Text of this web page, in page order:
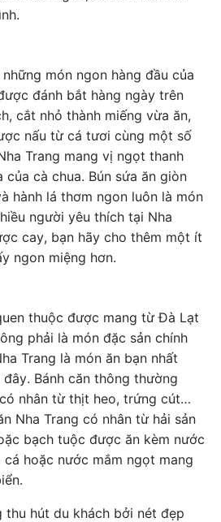
món ngon hàng đầu của
đánh bắt hàng ngày trên
cắt nhỏ thành miếng vừa ăn,
nấu từ cá tươi cùng một số
Trang mang vị ngọt thanh
cà chua. Bún sứa ăn giòn
hành lá thơm ngon luôn là món
người yêu thích tại Nha
cay, bạn hãy cho thêm một ít
ngon miệng hơn.
thuộc được mang từ Đà Lạt
phải là món đặc sản chính
Trang là món ăn bạn nhất
Bánh căn thông thường
nhân từ thịt heo, trứng cút…
Nha Trang có nhân từ hải sản
bạch tuộc được ăn kèm nước
cá hoặc nước mắm ngọt mang
thu hút du khách bởi nét đẹp